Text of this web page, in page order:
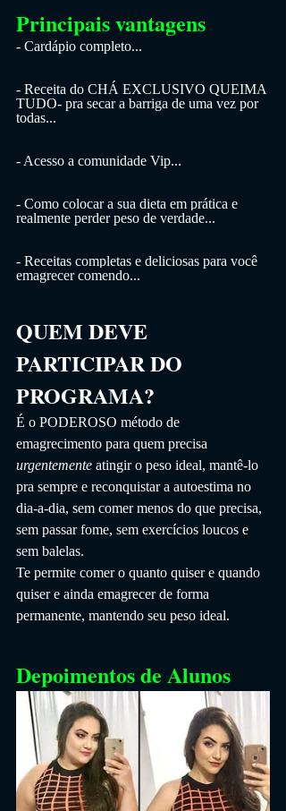
Principais vantagens
- Cardápio completo...
- Receita do CHÁ EXCLUSIVO QUEIMA
TUDO- pra secar a barriga de uma vez por
todas...
- Acesso a comunidade Vip...
- Como colocar a sua dieta em prática e
realmente perder peso de verdade...
- Receitas completas e deliciosas para você
emagrecer comendo...
QUEM DEVE
PARTICIPAR DO
PROGRAMA?
É o PODEROSO método de
emagrecimento para quem precisa
urgentemente atingir o peso ideal, mantê-lo
pra sempre e reconquistar a autoestima no
dia-a-dia, sem comer menos do que precisa,
sem passar fome, sem exercícios loucos e
sem balelas.
Te permite comer o quanto quiser e quando
quiser e ainda emagrecer de forma
permanente, mantendo seu peso ideal.
Depoimentos de Alunos